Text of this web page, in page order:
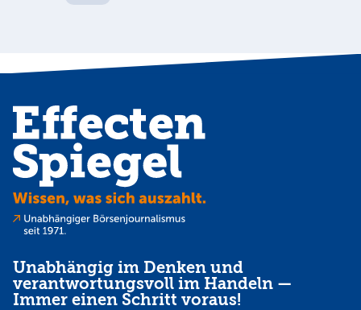
Unabhängig im Denken und
verantwortungsvoll im Handeln —
Immer einen Schritt voraus!